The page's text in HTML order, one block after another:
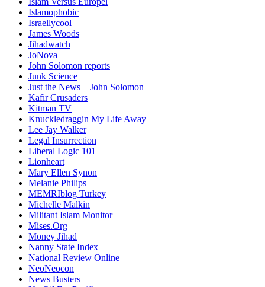
Islamophobic
Israellycool
James Woods
Jihadwatch
JoNova
John Solomon reports
Junk Science
Just the News – John Solomon
Kafir Crusaders
Kitman TV
Knuckledraggin My Life Away
Lee Jay Walker
Legal Insurrection
Liberal Logic 101
Lionheart
Mary Ellen Synon
Melanie Philips
MEMRIblog Turkey
Michelle Malkin
Militant Islam Monitor
Mises.Org
Money Jihad
Nanny State Index
National Review Online
NeoNeocon
News Busters